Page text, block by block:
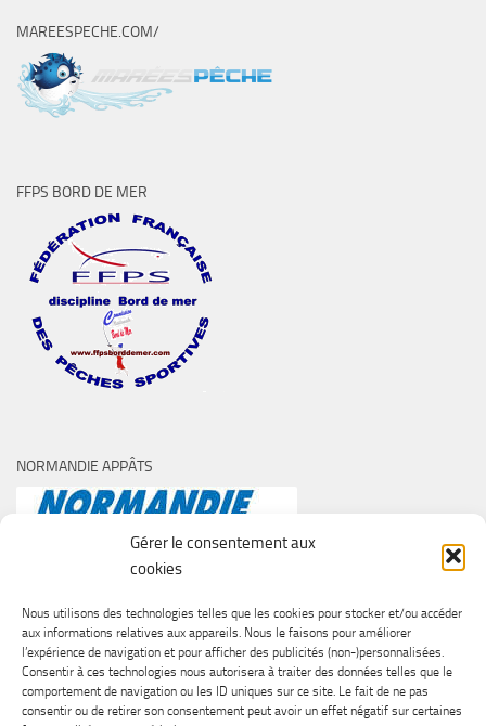
Gérer le consentement aux
cookies
Nous utilisons des technologies telles que les cookies pour stocker et/ou accéder
aux informations relatives aux appareils. Nous le faisons pour améliorer
l’expérience de navigation et pour afficher des publicités (non-)personnalisées.
Consentir à ces technologies nous autorisera à traiter des données telles que le
comportement de navigation ou les ID uniques sur ce site. Le fait de ne pas
consentir ou de retirer son consentement peut avoir un effet négatif sur certaines
MAREESPECHE.COM/
FFPS BORD DE MER
NORMANDIE APPÂTS